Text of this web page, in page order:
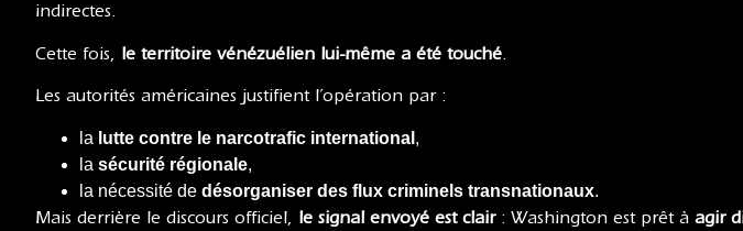
indirectes.
Cette fois, le territoire vénézuélien lui-même a été touché.
Les autorités américaines justifient l’opération par :
la lutte contre le narcotrafic international ,
la sécurité régionale,
la nécessité de désorganiser des flux criminels transnationaux.
Mais derrière le discours officiel, le signal envoyé est clair: Washington est prêt à agir